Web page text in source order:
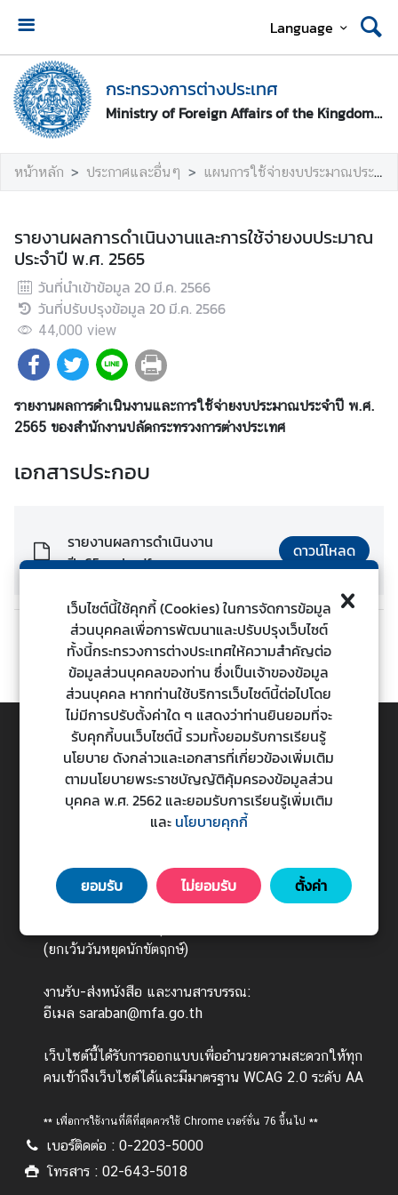
Language
กระทรวงการต่างประเทศ
Ministry of Foreign Affairs of the Kingdom of Thailand
ห
น้
า
ห
ลั
ก
ะ
ท
ร
ว
ง
ก
า
ต่
า
ป
เ
ท
ะ
เ
ท
ศ
บ
ริ
า
ร
ป
หน้าหลัก ประกาศและอื่นๆ แผนการใช้จ่ายงบประมาณประจำปี
รายงานผลการดำเนินงานและการใช้จ่ายงบประมาณ
ประจำปี พ.ศ. 2565
วันที่นำเข้าข้อมูล 20 มี.ค. 2566
วันที่ปรับปรุงข้อมูล 20 มี.ค. 2566
44,000 view
รายงานผลการดำเนินงานและการใช้จ่ายงบประมาณประจำปี พ.ศ.
2565 ของสำนักงานปลัดกระทรวงการต่างประเทศ
เอกสารประกอบ
รายงานผลการดำเนินงาน
ปี_65_สป..pdf
ดาวน์โหลด
ก่อนหน้า ถัดไป
กระทรวงการต่างประเทศ
443 ถนนศรีอยุธยา แขวงทุ่งพญาไท เขตราชเทวี
กรุงเทพมหานคร 10400
(ยกเว้นวันหยุดนักขัตฤกษ์)
งานรับ-ส่งหนังสือ และงานสารบรรณ:
อีเมล saraban@mfa.go.th
เว็บไซต์นี้ได้รับการออกแบบเพื่ออำนวยความสะดวกให้ทุก
คนเข้าถึงเว็บไซต์ได้และมีมาตรฐาน WCAG 2.0 ระดับ AA
** เพื่อการใช้งานที่ดีที่สุดควรใช้ Chrome เวอร์ชั่น 76 ขึ้นไป **
เบอร์ติดต่อ : 0-2203-5000
โทรสาร : 02-643-5018
เว็บไซต์นี้ใช้คุกกี้ (Cookies) ในการจัดการข้อมูล
ส่วนบุคคลเพื่อการพัฒนาและปรับปรุงเว็บไซต์
ทั้งนี้กระทรวงการต่างประเทศให้ความสำคัญต่อ
ข้อมูลส่วนบุคคลของท่าน ซึ่งเป็นเจ้าของข้อมูล
ส่วนบุคคล หากท่านใช้บริการเว็บไซต์นี้ต่อไปโดย
ไม่มีการปรับตั้งค่าใด ๆ แสดงว่าท่านยินยอมที่จะ
รับคุกกี้บนเว็บไซต์นี้ รวมทั้งยอมรับการเรียนรู้
นโยบาย ดังกล่าวและเอกสารที่เกี่ยวข้องเพิ่มเติม
ตามนโยบายพระราชบัญญัติคุ้มครองข้อมูลส่วน
บุคคล พ.ศ. 2562 และยอมรับการเรียนรู้เพิ่มเติม
และ นโยบายคุกกี้
ยอมรับ ไม่ยอมรับ ตั้งค่า